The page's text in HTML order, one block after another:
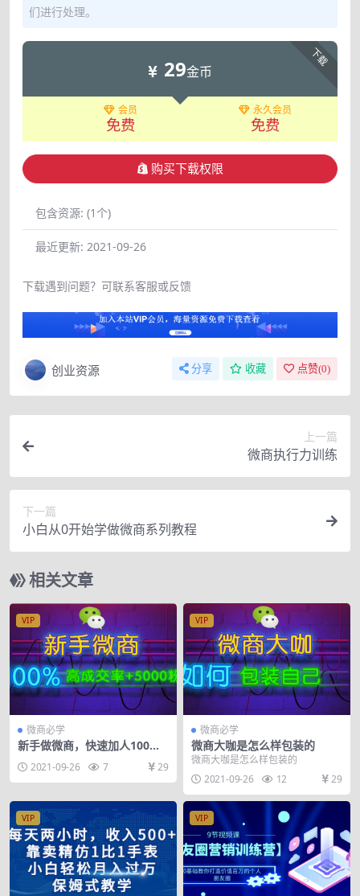
们进行处理。
下载
29金币
会员
免费
永久会员
免费
购买下载权限
包含资源: (1个)
最近更新: 2021-09-26
下载遇到问题？可联系客服或反馈
创业资源 分享 收藏 点赞(0)
上一篇
微商执行力训练
下一篇
小白从0开始学做微商系列教程
相关文章
VIP
微商必学
新手做微商，快速加人100%
2021-09-26 7 29
VIP
微商必学
微商大咖是怎么样包装的
微商大咖是怎么样包装的
2021-09-26
12 29
VIP VIP